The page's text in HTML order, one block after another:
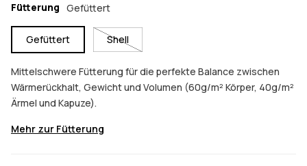
Fütterung Gefüttert
Gefüttert Shell
Mittelschwere Fütterung für die perfekte Balance zwischen
Wärmerückhalt, Gewicht und Volumen (60g/m² Körper, 40g/m²
Ärmel und Kapuze).
Mehr zur Fütterung